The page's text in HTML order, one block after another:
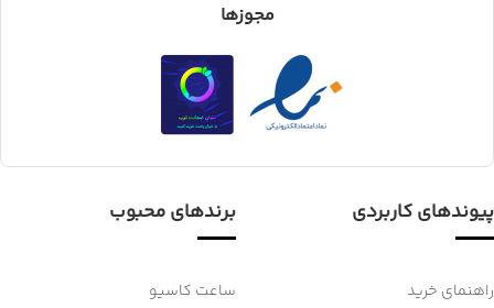
مجوزها
پیوندهای کاربردی
راهنمای خرید
برندهای محبوب
ساعت کاسیو